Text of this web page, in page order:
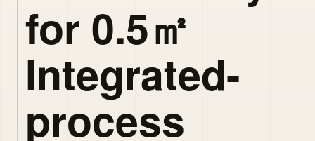
for 0.5㎡
Integrated-
process